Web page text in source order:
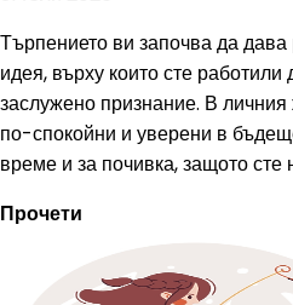
Търпението ви започва да дава
идея, върху които сте
заслужено признание. В
по-спокойни и уверени в
време и за почивка, защото сте
Прочети